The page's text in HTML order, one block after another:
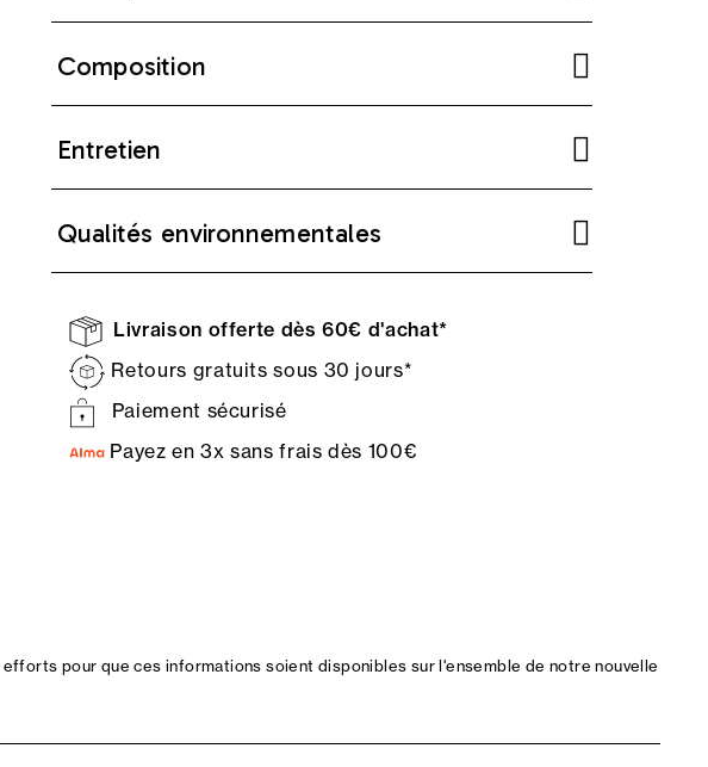
Composition
Entretien
Qualités environnementales
Livraison offerte dès 60€ d'achat*
Retours gratuits sous 30 jours*
Paiement sécurisé
Payez en 3x sans frais dès 100€
pour que ces informations soient disponibles sur l'ensemble de notre nouvelle